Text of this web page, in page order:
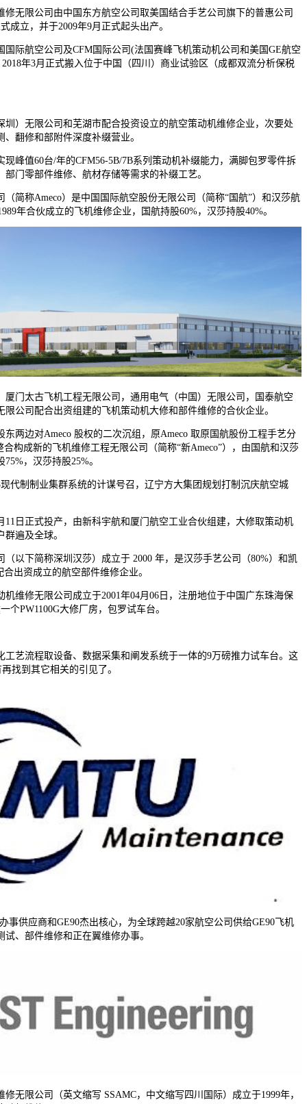
限公司由中国东方航空公司取美国结合手艺公司旗下的普惠公司
成立，并于2009年9月正式起头出产。
航空公司及CFM国际公司(法国赛峰飞机策动机公司和美国GE航空
年3月正式搬入位于中国（四川）商业试验区（成都双流分析保税
无限公司和芜湖市配合投资设立的航空策动机维修企业，次要处
翻修和部附件深度补缀营业。
值60台/年的CFM56-5B/7B系列策动机补缀能力，满脚包罗零件拆
门零部件维修、航材存储等需求的补缀工艺。
称Ameco）是中国国际航空股份无限公司（简称“国航”）和汉莎航
年合伙成立的飞机维修企业，国航持股60%，汉莎持股40%。
太古飞机工程无限公司，通用电气（中国）无限公司，国泰航空
公司配合出资组建的飞机策动机大修和部件维修的合伙企业。
边对Ameco 股权的二次沉组，原Ameco 取原国航股份工程手艺分
合构成新的飞机维修工程无限公司（简称“新Ameco”），由国航和汉莎
，汉莎持股25%。
制制业集群系统的计谋号召，辽宁方大集团规划打制沉庆航空城
日正式投产，由新科宇航和厦门航空工业合伙组建，大修取策动机
遍及全球。
下简称深圳汉莎）成立于 2000 年，是汉莎手艺公司（80%）和凯
出资成立的航空部件维修企业。
修无限公司成立于2001年04月06日，注册地位于中国广东珠海保
个PW1100G大修厂房，包罗试车台。
流程取设备、数据采集和阐发系统于一体的9万磅推力试车台。这
找到其它相关的引见了。
供应商和GE90杰出核心，为全球跨越20家航空公司供给GE90飞机
、部件维修和正在翼维修办事。
限公司（英文缩写 SSAMC，中文缩写四川国际）成立于1999年，